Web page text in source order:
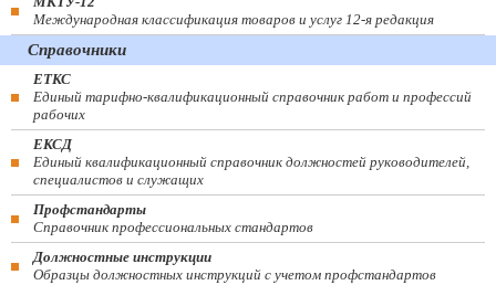
Международная классификация товаров и услуг 12-я редакция
Справочники
ЕТКС
Единый тарифно-квалификационный справочник работ и профессий
рабочих
ЕКСД
Единый квалификационный справочник должностей руководителей,
специалистов и служащих
Профстандарты
Справочник профессиональных стандартов
Должностные инструкции
Образцы должностных инструкций с учетом профстандартов